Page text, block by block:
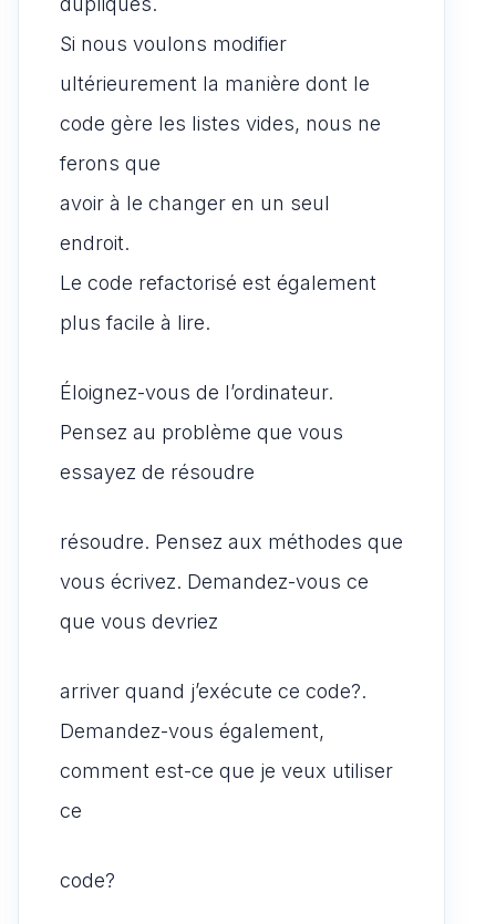
Si nous voulons modifier
ultérieurement la manière dont le
code gère les listes vides, nous ne
ferons que
avoir à le changer en un seul
endroit.
Le code refactorisé est également
plus facile à lire.
Éloignez-vous de l’ordinateur.
Pensez au problème que vous
essayez de résoudre
résoudre. Pensez aux méthodes que
vous écrivez. Demandez-vous ce
que vous devriez
arriver quand j’exécute ce code?.
Demandez-vous également,
comment est-ce que je veux utiliser
ce
code?